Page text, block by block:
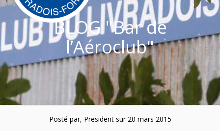
BLOG "Bar de
l’Aéroclub"
Posté par, President sur 20 mars 2015